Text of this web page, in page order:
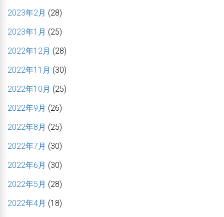
2023年2月 (28)
2023年1月 (25)
2022年12月 (28)
2022年11月 (30)
2022年10月 (25)
2022年9月 (26)
2022年8月 (25)
2022年7月 (30)
2022年6月 (30)
2022年5月 (28)
2022年4月 (18)